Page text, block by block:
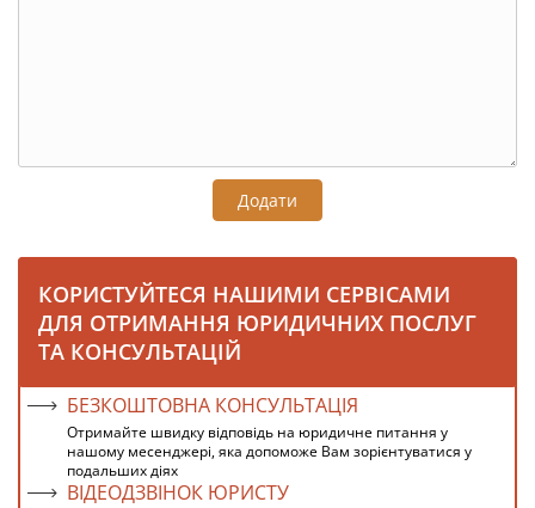
Додати
КОРИСТУЙТЕСЯ НАШИМИ СЕРВІСАМИ
ДЛЯ ОТРИМАННЯ ЮРИДИЧНИХ ПОСЛУГ
ТА КОНСУЛЬТАЦІЙ
БЕЗКОШТОВНА КОНСУЛЬТАЦІЯ
Отримайте швидку відповідь на юридичне питання у
нашому месенджері, яка допоможе Вам зорієнтуватися у
подальших діях
ВІДЕОДЗВІНОК ЮРИСТУ